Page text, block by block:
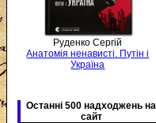
Руденко Сергій
Анатомія ненависті. Путін і
Україна
Останні 500 надходжень на
сайт